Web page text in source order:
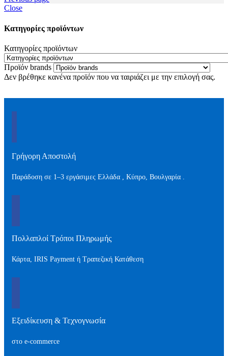
Close
Κατηγορίες προϊόντων
Κατηγορίες προϊόντων
Προϊόν brands
Δεν βρέθηκε κανένα προϊόν που να ταιριάζει με την επιλογή σας.
Γρήγορη Αποστολή
Παράδοση σε 1–3 εργάσιμες Ελλάδα , Kύπρο, Βουλγαρία .
Πολλαπλοί Τρόποι Πληρωμής
Κάρτα, IRIS Payment ή Τραπεζική Κατάθεση
Εξειδίκευση & Τεχνογνωσία
στο e-commerce